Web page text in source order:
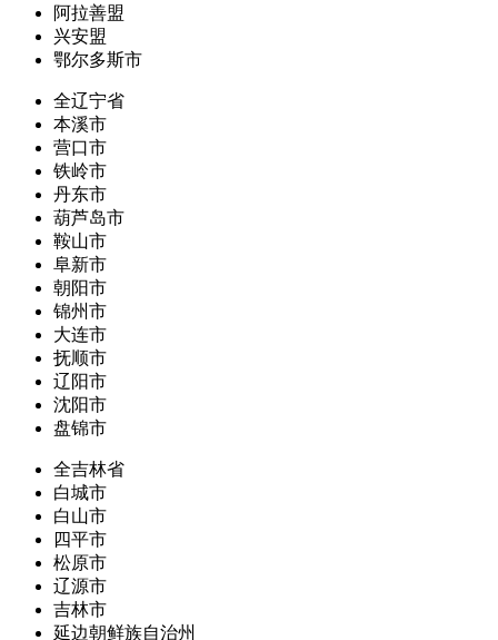
阿拉善盟
兴安盟
鄂尔多斯市
全辽宁省
本溪市
营口市
铁岭市
丹东市
葫芦岛市
鞍山市
阜新市
朝阳市
锦州市
大连市
抚顺市
辽阳市
沈阳市
盘锦市
全吉林省
白城市
白山市
四平市
松原市
辽源市
吉林市
延边朝鲜族自治州